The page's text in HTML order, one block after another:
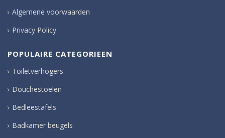
Algemene voorwaarden
Privacy Policy
POPULAIRE CATEGORIEEN
Toiletverhogers
Douchestoelen
Bedleestafels
Badkamer beugels